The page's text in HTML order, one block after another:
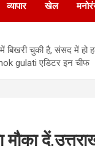
व्यापार खेल
बिखरी चुकी है, संसद में
gulati एडिटर इन चीफ
मौका